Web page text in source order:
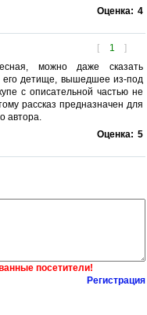
Оценка: 4
[ 1 ]
можно даже сказать
его детище, вышедшее из-под
с описательной частью не
рассказ предназначен для
автора.
Оценка: 5
посетители!
Регистрация